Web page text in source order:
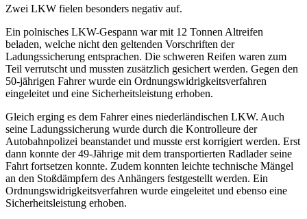
Zwei LKW fielen besonders negativ auf.
Ein polnisches LKW-Gespann war mit 12 Tonnen Altreifen
beladen, welche nicht den geltenden Vorschriften der
Ladungssicherung entsprachen. Die schweren Reifen waren zum
Teil verrutscht und mussten zusätzlich gesichert werden. Gegen den
50-jährigen Fahrer wurde ein Ordnungswidrigkeitsverfahren
eingeleitet und eine Sicherheitsleistung erhoben.
Gleich erging es dem Fahrer eines niederländischen LKW. Auch
seine Ladungssicherung wurde durch die Kontrolleure der
Autobahnpolizei beanstandet und musste erst korrigiert werden. Erst
dann konnte der 49-Jährige mit dem transportierten Radlader seine
Fahrt fortsetzen konnte. Zudem konnten leichte technische Mängel
an den Stoßdämpfern des Anhängers festgestellt werden. Ein
Ordnungswidrigkeitsverfahren wurde eingeleitet und ebenso eine
Sicherheitsleistung erhoben.